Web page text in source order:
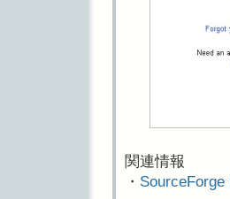
関連情報
・